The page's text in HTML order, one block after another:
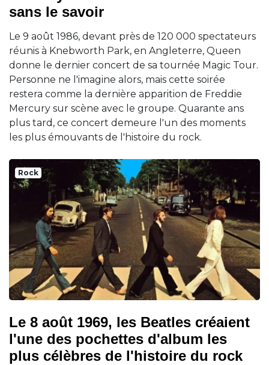
sans le savoir
Le 9 août 1986, devant près de 120 000 spectateurs
réunis à Knebworth Park, en Angleterre, Queen
donne le dernier concert de sa tournée Magic Tour.
Personne ne l'imagine alors, mais cette soirée
restera comme la dernière apparition de Freddie
Mercury sur scène avec le groupe. Quarante ans
plus tard, ce concert demeure l'un des moments
les plus émouvants de l'histoire du rock.
Rock
Le 8 août 1969, les Beatles créaient
l'une des pochettes d'album les
plus célèbres de l'histoire du rock